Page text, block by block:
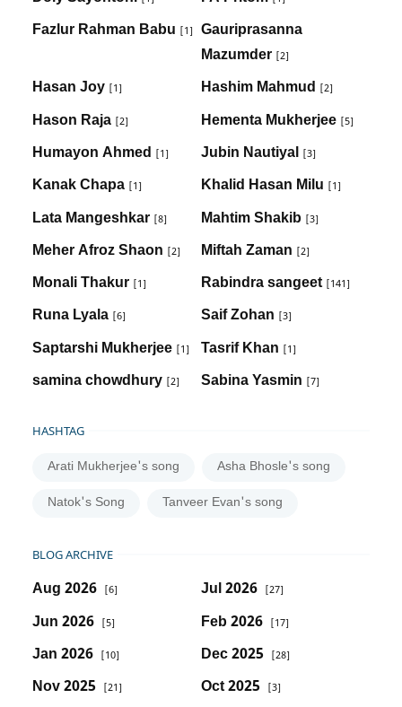
Fazlur Rahman Babu [1]
Gauriprasanna
Mazumder [2]
Hasan Joy [1] Hashim Mahmud [2]
Hason Raja [2] Hementa Mukherjee [5]
Humayon Ahmed [1] Jubin Nautiyal [3]
Kanak Chapa [1] Khalid Hasan Milu [1]
Lata Mangeshkar [8] Mahtim Shakib [3]
Meher Afroz Shaon [2] Miftah Zaman [2]
Monali Thakur [1] Rabindra sangeet [141]
Runa Lyala [6] Saif Zohan [3]
Saptarshi Mukherjee [1] Tasrif Khan [1]
samina chowdhury [2] ‍Sabina Yasmin [7]
HASHTAG
Arati Mukherjee's song Asha Bhosle's song
Natok's Song Tanveer Evan's song
BLOG ARCHIVE
Aug 2026 [6] Jul 2026 [27]
Jun 2026 [5] Feb 2026 [17]
Jan 2026 [10] Dec 2025 [28]
Nov 2025 [21] Oct 2025 [3]